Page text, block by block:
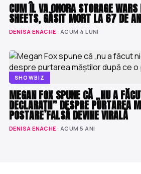
CUM ÎL VA ONORA STORAGE
SHEETS, GĂSIT MORT LA 67 DE
DENISA ENACHE · ACUM 4 LUNI
SHOWBIZ
MEGAN FOX SPUNE CĂ „NU A
DECLARAȚII” DESPRE PURTAREA
POSTARE FALSĂ DEVINE VIRALĂ
DENISA ENACHE · ACUM 5 ANI